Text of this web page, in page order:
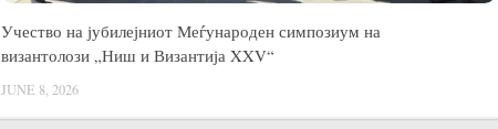
Учество на јубилејниот Меѓународен симпозиум на
византолози „Ниш и Византија XXV“
JUNE 8, 2026